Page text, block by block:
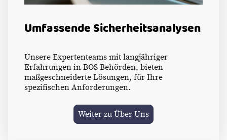
Umfassende Sicherheitsanalysen
Unsere Expertenteams mit langjähriger
Erfahrungen in BOS Behörden, bieten
maßgeschneiderte Lösungen, für Ihre
spezifischen Anforderungen.
Weiter zu Über Uns